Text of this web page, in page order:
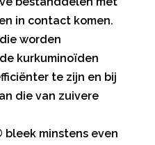
in contact komen.
worden
kurkuminoïden
te zijn en bij
die van zuivere
bleek minstens even